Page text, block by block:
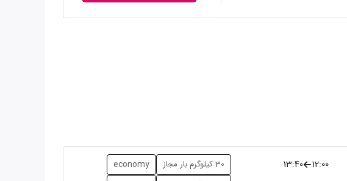
12:00
13:40 30 کیلوگرم بار مجاز economy